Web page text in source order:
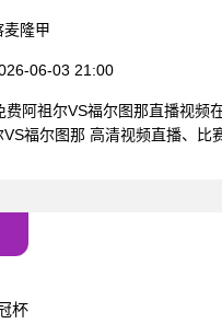
麦隆甲
06-03 21:00
费阿祖尔VS福尔图那直播视频
福尔图那 高清视频直播、比
杯